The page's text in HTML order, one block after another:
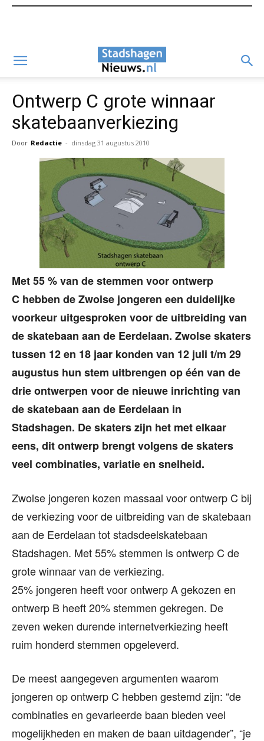
Ontwerp C grote winnaar
skatebaanverkiezing
Door Redactie - dinsdag 31 augustus 2010
Met 55 % van de stemmen voor ontwerp
C hebben de Zwolse jongeren een duidelijke
voorkeur uitgesproken voor de uitbreiding van
de skatebaan aan de Eerdelaan. Zwolse skaters
tussen 12 en 18 jaar konden van 12 juli t/m 29
augustus hun stem uitbrengen op één van de
drie ontwerpen voor de nieuwe inrichting van
de skatebaan aan de Eerdelaan in
Stadshagen. De skaters zijn het met elkaar
eens, dit ontwerp brengt volgens de skaters
veel combinaties, variatie en snelheid.
Zwolse jongeren kozen massaal voor ontwerp C bij
de verkiezing voor de uitbreiding van de skatebaan
aan de Eerdelaan tot stadsdeelskatebaan
Stadshagen. Met 55% stemmen is ontwerp C de
grote winnaar van de verkiezing.
25% jongeren heeft voor ontwerp A gekozen en
ontwerp B heeft 20% stemmen gekregen. De
zeven weken durende internetverkiezing heeft
ruim honderd stemmen opgeleverd.
De meest aangegeven argumenten waarom
jongeren op ontwerp C hebben gestemd zijn: “de
combinaties en gevarieerde baan bieden veel
mogelijkheden en maken de baan uitdagender”, “je